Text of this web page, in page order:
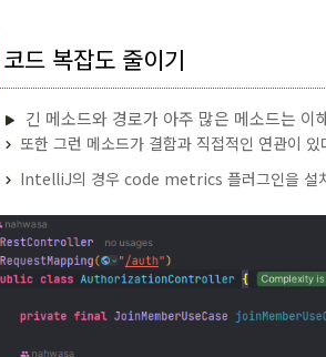
코드 복잡도 줄이기
긴 메소드와 경로가 아주 많은 메소드는 이
또한 그런 메소드가 결함과 직접적인 연관이
IntelliJ의 경우 code metrics 플러그인을 설